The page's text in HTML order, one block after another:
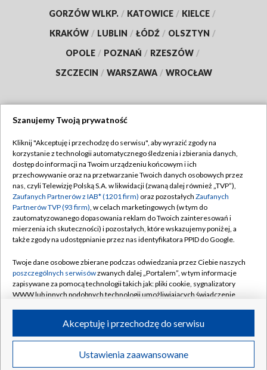
GORZÓW WLKP. / KATOWICE / KIELCE /
KRAKÓW / LUBLIN / ŁÓDŹ / OLSZTYN /
OPOLE / POZNAŃ / RZESZÓW /
SZCZECIN / WARSZAWA / WROCŁAW
TVP
Abonament TVP
Emisja w TVP
Centrum informacji TVP
Naziemna Telewizja Cyfrowa
Rada Programowa
System NOS
Informacje o nadawcy
Program dla prasy
Ogłoszenie przetargowe
Regulamin TVP
Polityka prywatności
Moje zgody
Pomoc
Kontakt
Kanały
©2026 Telewizja Polska S.A. w likwidacji
Szanujemy Twoją prywatność
Kliknij "Akceptuję i przechodzę do serwisu", aby wyrazić zgody na
korzystanie z technologii automatycznego śledzenia i zbierania danych,
dostęp do informacji na Twoim urządzeniu końcowym i ich
przechowywanie oraz na przetwarzanie Twoich danych osobowych przez
nas, czyli Telewizję Polską S.A. w likwidacji (zwaną dalej również „TVP”),
Zaufanych Partnerów z IAB* (1201 firm) oraz pozostałych Zaufanych
Partnerów TVP (93 firm), w celach marketingowych (w tym do
zautomatyzowanego dopasowania reklam do Twoich zainteresowań i
mierzenia ich skuteczności) i pozostałych, które wskazujemy poniżej, a
także zgody na udostępnianie przez nas identyfikatora PPID do Google.
Twoje dane osobowe zbierane podczas odwiedzania przez Ciebie naszych
poszczególnych serwisówzwanych dalej „Portalem”, w tym informacje
zapisywane za pomocą technologii takich jak: pliki cookie, sygnalizatory
WWW lub innych podobnych technologii umożliwiających świadczenie
ruchu w Internecie.
Twoje dane osobowe zbierane podczas odwiedzania przez Ciebie
poszczególnych serwisówna Portalu, takie jak adresy IP, identyfikatory
Ustawienia zaawansowane
Akceptuję i przechodzę do serwisu